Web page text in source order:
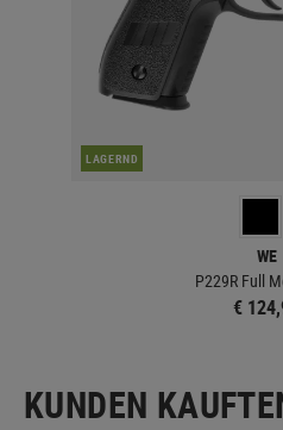
LAGERND
WE
P229R Full
€
KUNDEN